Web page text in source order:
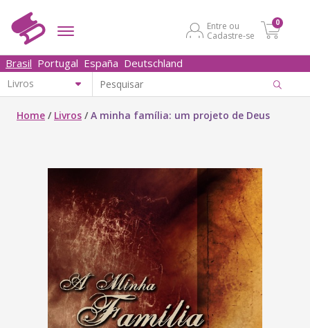
Entre ou
Cadastre-se
0
Brasil Portugal España Deutschland
Home / Livros /A minha família: um projeto de Deus